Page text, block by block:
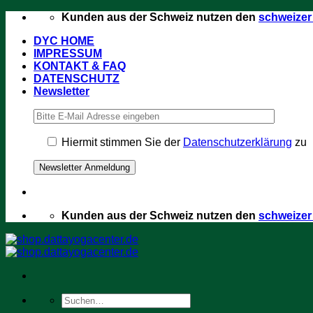
Zum
springen
Kunden aus der Schweiz nutzen den
DYC HOME
IMPRESSUM
KONTAKT & FAQ
DATENSCHUTZ
Newsletter
Hiermit stimmen Sie der Datenschutzerklärung zu
Kunden aus der Schweiz nutzen den
Suchen